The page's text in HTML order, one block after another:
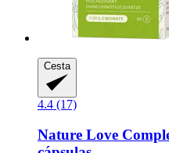
Cesta
4.4 (17)
Nature Love